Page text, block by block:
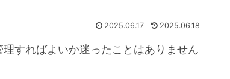
2025.06.17 2025.06.18
すればよいか迷ったことはありません